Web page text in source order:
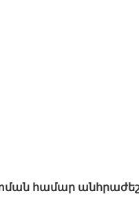
համար